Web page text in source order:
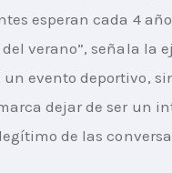
esperan cada 4
verano”, señala la
evento deportivo,
dejar de ser un
de las